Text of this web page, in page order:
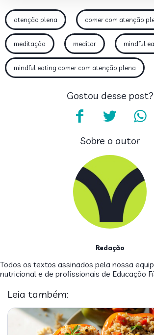
atenção plena comer com atenção
meditação meditar mindful
mindful eating comer com atenção plena
Gostou desse post?
Sobre o autor
Redação
Todos os textos assinados pela nossa
nutricional e de profissionais de Educação
Leia também: